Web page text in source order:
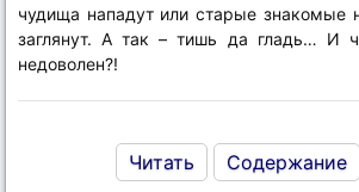
чудища нападут или старые знакомые
заглянут. А так – тишь да гладь… И
недоволен?!
Читать Содержание